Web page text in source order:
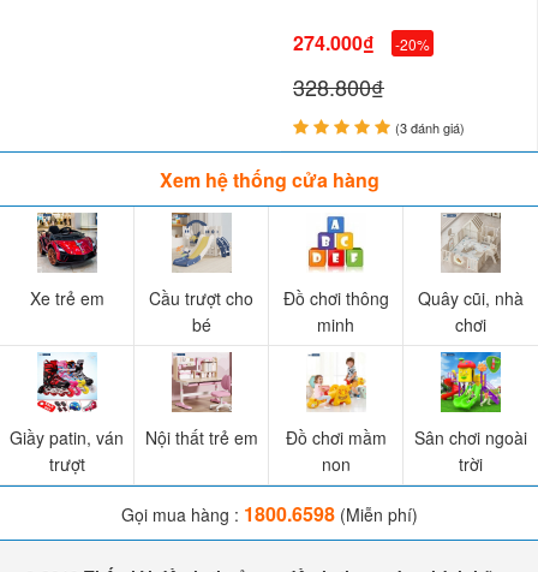
274.000₫ -20%
328.800₫
(3 đánh giá)
Xem hệ thống cửa hàng
Xe trẻ em
Cầu trượt cho
bé
Đồ chơi thông
minh
Quây cũi, nhà
chơi
Giầy patin, ván
trượt
Nội thất trẻ em
Đồ chơi mầm
non
Sân chơi ngoài
trời
Gọi mua hàng : 1800.6598(Miễn phí)